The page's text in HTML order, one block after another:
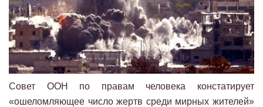
Совет ООН по правам человека констатирует
«ошеломляющее число жертв среди мирных жителей»